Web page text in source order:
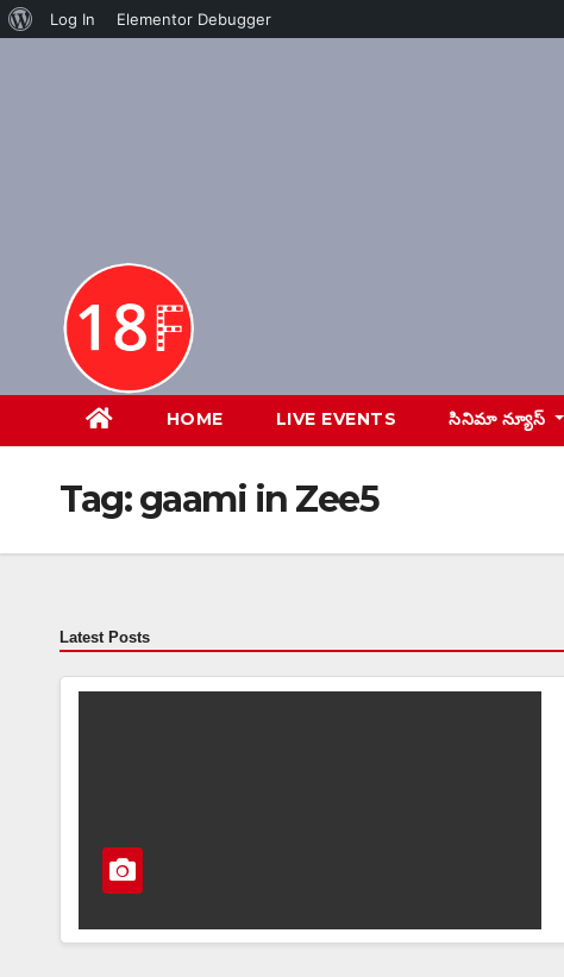
About
Log In Elementor Debugger
HOME LIVE EVENTS సినిమా న్యూస్
Tag:gaami in Zee5
Latest Posts